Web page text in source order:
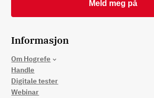
Informasjon
Om Hogrefe
Handle
Digitale tester
Webinar